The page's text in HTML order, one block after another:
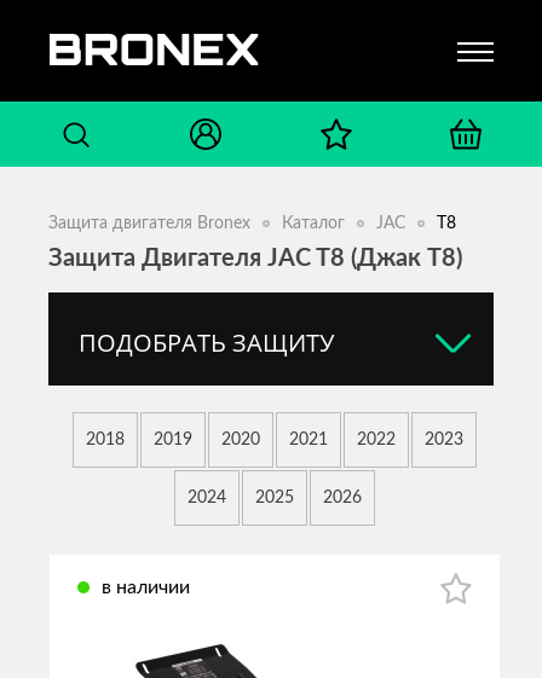
Защита двигателя Bronex Каталог JAC T8
Защита Двигателя JAC T8 (Джак T8)
ПОДОБРАТЬ ЗАЩИТУ
2018 2019 2020 2021 2022 2023
2024 2025 2026
в наличии